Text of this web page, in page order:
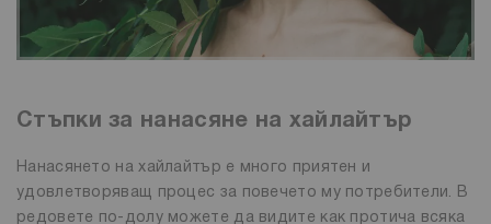
Стъпки за нанасяне на хайлайтър
Нанасянето на хайлайтър е много приятен и
удовлетворяващ процес за повечето му потребители. В
редовете по-долу можете да видите как протича всяка